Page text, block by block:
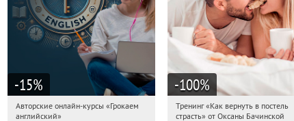
-15%
22:33:13 Получили:
Авторские онлайн-курсы «Грокаем
английский»
-100%
22:33:13 Получили:
Тренинг «Как вернуть в постель
страсть» от Оксаны Бачинской